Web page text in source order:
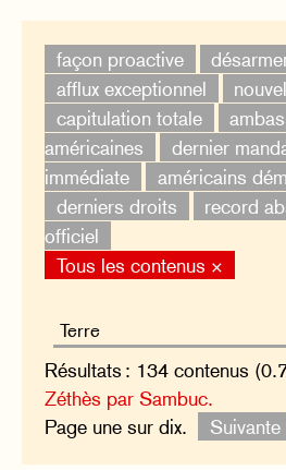
façon proactive
afflux exceptionnel
capitulation totale
américaines
dernier
immédiate
américains
derniers droits
record
officiel
Tous les contenus ×
Résultats : 134 contenus
Zéthès par Sambuc.
Page une sur dix.
Suivante